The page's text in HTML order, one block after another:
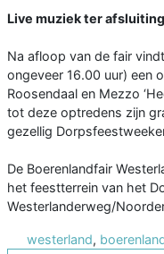
Live muziek ter afsluiting
Na afloop van de fair
ongeveer 16.00 uur) een
Roosendaal en Mezzo
tot deze optredens zijn
gezellig
De Boerenlandfair
het feestterrein van het
Westerlanderweg/
westerland,